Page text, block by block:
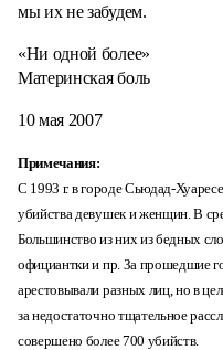
мы их не забудем.
«Ни одной более»
Материнская боль
10 мая 2007
Примечания:
С 1993 г. в городе Сьюдад-
убийства девушек и женщин. В
Большинство из них из бедных
официантки и пр. За прошедшие
арестовывали разных лиц, но в
за недостаточно тщательное
совершено более 700 убийств.